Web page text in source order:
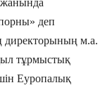
деп
м.а.
тұрмыстық
Еуропалық